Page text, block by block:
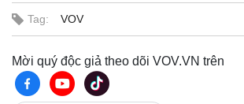
Tag: VOV
Mời quý độc giả theo dõi VOV.VN trên